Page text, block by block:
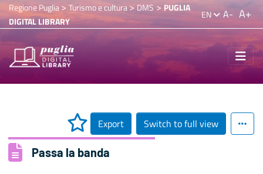
Regione Puglia> Turismo e cultura>DMS > PUGLIA
DIGITAL LIBRARY
EN A- A+
Export Switch to full view
Passa la banda